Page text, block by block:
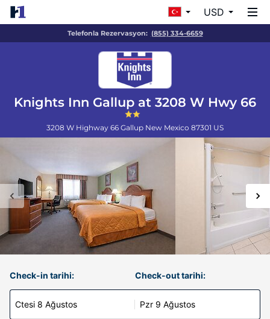
USD
Telefonla Rezervasyon: (855) 334-6659
Knights Inn Gallup at 3208 W Hwy 66
3208 W Highway 66 Gallup New Mexico 87301 US
Check-in tarihi:
Ctesi 8 Ağustos
Check-out tarihi:
Pzr 9 Ağustos